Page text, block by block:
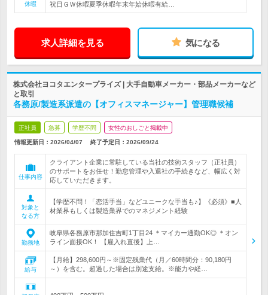
休暇
祝日ＧＷ休暇夏季休暇年末年始休暇有給…
求人詳細を見る 気になる
株式会社ヨコタエンタープライズ | 大手自動車メーカー・部品メーカーなど
と取引
各務原/製造系派遣の【オフィスマネージャー】管理職候補
正社員 急募 学歴不問 女性のおしごと掲載中
情報更新日：2026/04/07 終了予定日： 2026/09/24
仕事内容
クライアント企業に常駐している当社の技術スタッフ（正社員）
のサポートをお任せ！勤怠管理や入退社の手続きなど、幅広く対
応していただきます。
対象と
なる方
【学歴不問！「恋活手当」などユニークな手当も♪】《必須》■人
材業界もしくは製造業界でのマネジメント経験
勤務地
岐阜県各務原市那加住吉町1丁目24 ＊マイカー通勤OK◎ ＊オン
ライン面接OK！ 【雇入れ直後】上…
給与
【月給】298,600円～※固定残業代（月／60時間分：90,180円
～）を含む。超過した場合は別途支給。※能力や経…